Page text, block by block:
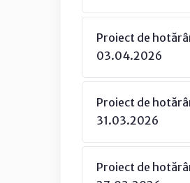
Proiect de
03.04.2026
Proiect de
31.03.2026
Proiect de